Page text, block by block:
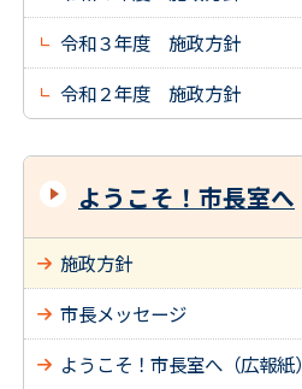
令和３年度 施政方針
令和２年度 施政方針
ようこそ！市長室へ
施政方針
市長メッセージ
ようこそ！市長室へ（広報紙）